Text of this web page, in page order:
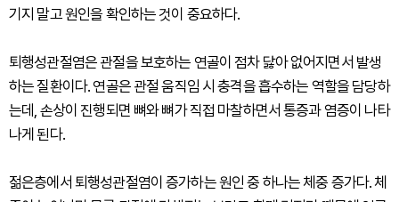
기지 말고 원인을 확인하는 것이 중요하다.
퇴행성관절염은 관절을 보호하는 연골이 점차 닳아 없어지면서 발생
하는 질환이다. 연골은 관절 움직임 시 충격을 흡수하는 역할을 담당하
는데, 손상이 진행되면 뼈와 뼈가 직접 마찰하면서 통증과 염증이 나타
나게 된다.
젊은층에서 퇴행성관절염이 증가하는 원인 중 하나는 체중 증가다. 체